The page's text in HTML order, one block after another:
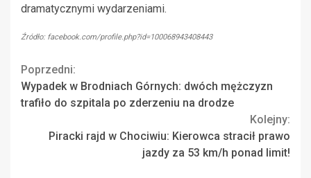
dramatycznymi wydarzeniami.
Źródło: facebook.com/profile.php?id=100068943408443
Continue
Reading
Poprzedni:
Wypadek w Brodniach Górnych: dwóch mężczyzn
trafiło do szpitala po zderzeniu na drodze
Kolejny:
Piracki rajd w Chociwiu: Kierowca stracił prawo
jazdy za 53 km/h ponad limit!